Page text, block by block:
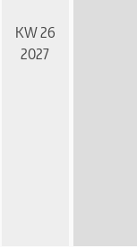
KW 26
2027